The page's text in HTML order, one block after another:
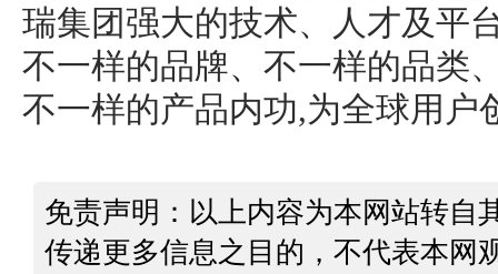
瑞集团强大的技术、人才及平
不一样的品牌、不一样的品类
不一样的产品内功,为全球用户
免责声明：以上内容为本网站转自
传递更多信息之目的，不代表本网